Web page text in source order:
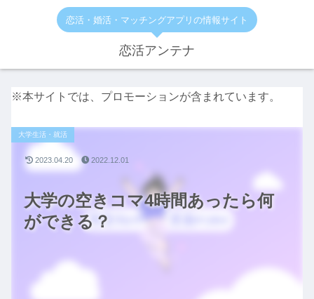
恋活・婚活・マッチングアプリの情報サイト
恋活アンテナ
※本サイトでは、プロモーションが含まれています。
大学の空きコマ4時間あったら何
ができる？
大学生活・就活
2023.04.20 2022.12.01